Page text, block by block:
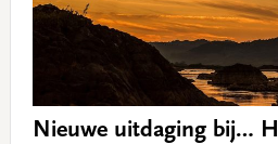
Nieuwe uitdaging bij…